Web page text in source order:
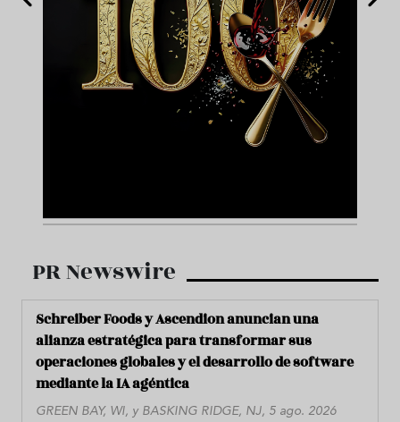
PR Newswire
Schreiber Foods y Ascendion anuncian una
alianza estratégica para transformar sus
operaciones globales y el desarrollo de software
mediante la IA agéntica
GREEN BAY, WI, y BASKING RIDGE, NJ, 5 ago. 2026